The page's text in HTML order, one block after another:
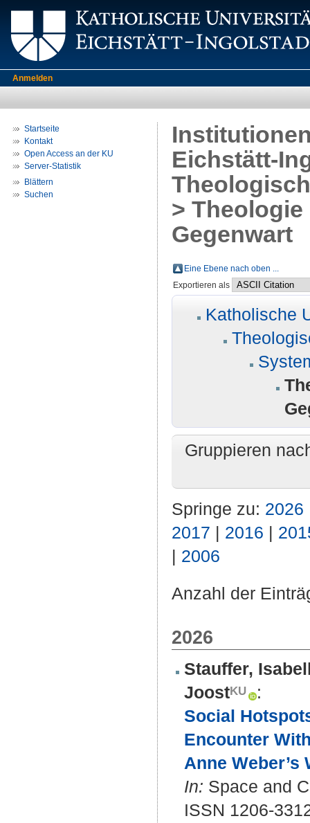
Anmelden
Startseite
Kontakt
Open Access an der KU
Server-Statistik
Blättern
Suchen
Eichstätt-
>
Gegenwart
Eine Ebene nach oben ...
Exportieren als
Katholische
Gruppieren
Springe zu: 2026
2017 | 2016 |
| 2006
Anzahl der
2026
Stauffer,
Joost
:
Social
Encounter
Anne
In: Space and
ISSN 1206-